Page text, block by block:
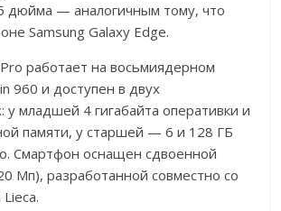
дюйма — аналогичным тому, что
Samsung Galaxy Edge.
работает на восьмиядерном
960 и доступен в двух
у младшей 4 гигабайта оперативки и
памяти, у старшей — 6 и 128 ГБ
Смартфон оснащен сдвоенной
Мп), разработанной совместно со